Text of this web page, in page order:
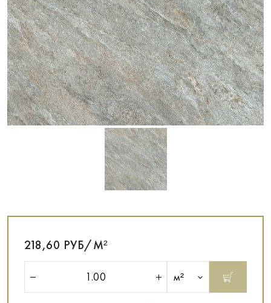
218,60 РУБ/М²
м²